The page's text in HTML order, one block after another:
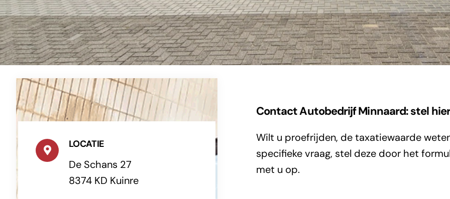
LOCATIE
De Schans 27
8374 KD Kuinre
Contact Autobedrijf Minnaard: stel
Wilt u proefrijden, de taxatiewaarde
specifieke vraag, stel deze door het
met u op.